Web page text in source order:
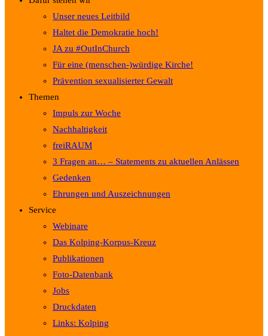
Unser neues Leitbild
Haltet die Demokratie hoch!
JA zu #OutInChurch
Für eine (menschen-)würdige Kirche!
Prävention sexualisierter Gewalt
Themen
Impuls zur Woche
Nachhaltigkeit
freiRAUM
3 Fragen an… – Statements zu aktuellen Anlässen
Gedenken
Ehrungen und Auszeichnungen
Service
Webinare
Das Kolping-Korpus-Kreuz
Publikationen
Foto-Datenbank
Jobs
Druckdaten
Links: Kolping